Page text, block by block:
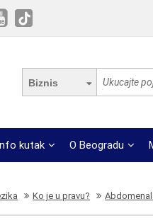
Biznis
kutak O Beogradu
Ko je u pravu?